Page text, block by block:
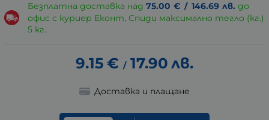
Безплатна доставка над 75.00 € / 146.69 лв. до
офис с куриер Еконт, Спиди максимално тегло (кг.)
5 кг.
9.15 € / 17.90 лв.
Доставка и плащане